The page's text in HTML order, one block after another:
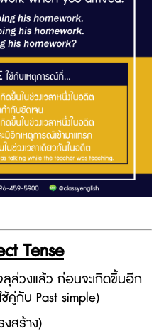
Tense
ล่วงแล้ว ก่อนจะเกิดขึ้นอีก
คู่กับ Past simple)
งสร้าง)